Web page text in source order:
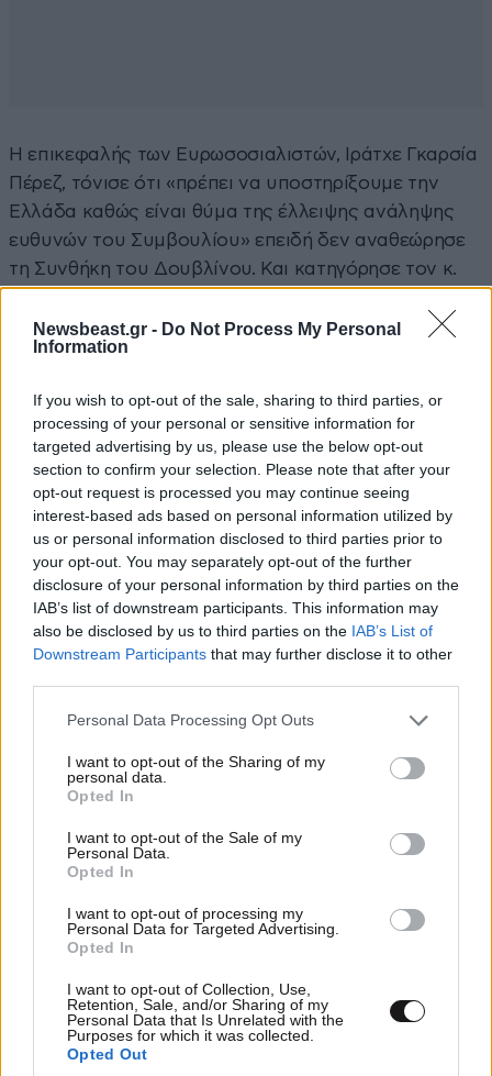
Newsbeast.gr - Do Not Process My Personal
Information
If you wish to opt-out of the sale, sharing to third parties, or
processing of your personal or sensitive information for
targeted advertising by us, please use the below opt-out
section to confirm your selection. Please note that after your
opt-out request is processed you may continue seeing
interest-based ads based on personal information utilized by
us or personal information disclosed to third parties prior to
your opt-out. You may separately opt-out of the further
disclosure of your personal information by third parties on the
IAB’s list of downstream participants. This information may
also be disclosed by us to third parties on the IAB’s List of
Downstream Participants that may further disclose it to other
Please note that this website/app uses one or more Google
not limited to your visit or usage behaviour. You may click to
grant or deny consent to Google and its third-party tags to
use your data for below specified purposes in below Google
consent section.
Personal Data Processing Opt Outs
I want to opt-out of the Sharing of my
personal data.
Opted In
I want to opt-out of the Sale of my
Personal Data.
Opted In
I want to opt-out of processing my
Personal Data for Targeted Advertising.
Opted In
I want to opt-out of Collection, Use,
Retention, Sale, and/or Sharing of my
Personal Data that Is Unrelated with the
Purposes for which it was collected.
Opted Out
Η επικεφαλής των Ευρωσοσιαλιστών, Ιράτχε Γκαρσία
Πέρεζ, τόνισε ότι «πρέπει να υποστηρίξουμε την
Ελλάδα καθώς είναι θύμα της έλλειψης ανάληψης
ευθυνών του Συμβουλίου» επειδή δεν αναθεώρησε
τη Συνθήκη του Δουβλίνου. Και κατηγόρησε τον κ.
και ότι «δεν πρέπει να κάνουμε επίθεση σε εθνικές
κυβερνήσεις».
Χαρακτήρισε, δε, τις σκηνές που διαδραματίστηκαν
στα χερσαία ελληνοτουρκικάσύνορα «επονείδιστες»
και δήλωσε ότι συμφωνεί με τους ελέγχους στα
σύνορα, αλλά όταν γίνονται «με σεβασμό στο
διεθνές δίκαιο». Αναφερόμενη, μάλιστα, στις
δηλώσεις της Ούρσουλα φον ντερ Λάιεν, η οποία
μίλησε για «ασπίδα» στα ευρωπαϊκά σύνορα, είπε με
νόημα: «Η ασπίδα είναι για να προστατευτούμε από
τα όπλα».
Υπογράμμισε, ωστόσο, ότι η αναστολή των αιτήσεων
ασύλου για έναν μήνα παραβιάζει τη Συνθήκη της
έχουν τεράστιες ευθύνες η Ευρωπαϊκή Επιτροπή και
το Συμβούλιο.
«Η υπομονή μας έχει εξαντληθεί»
Βελτ από τους Φιλελεύθερους, η οποία τάχθηκε
υπέρ της μετεγκατάστασης των προσφύγων από τα
ελληνικά νησιά, δίνοντας προτεραιότητα στα παιδιά,
όπως επίσης και υπέρ μίας ευρωπαϊκής κοινής
πολιτικής ασύλου. Προειδοποίησε, ωστόσο, ότι το